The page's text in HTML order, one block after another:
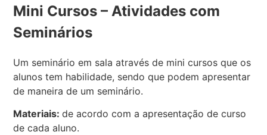
Mini Cursos – Atividades com
Seminários
Um seminário em sala através de mini cursos que os
alunos tem habilidade, sendo que podem apresentar
de maneira de um seminário.
Materiais:de acordo com a apresentação de curso
de cada aluno.